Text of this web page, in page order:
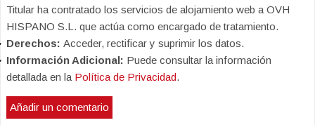
Titular ha contratado los servicios de alojamiento web a OVH
HISPANO S.L. que actúa como encargado de tratamiento.
Derechos: Acceder, rectificar y suprimir los datos.
Información Adicional: Puede consultar la información
detallada en la Política de Privacidad.